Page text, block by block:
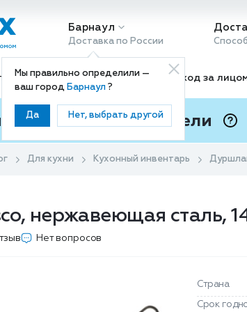
Барнаул
Доставка по России
Мы правильно определили —
ваш город Барнаул?
Да Нет, выбрать другой
Декоративная косметика Уход за
покупки ваши с Подели
Для кухни Кухонный инвентарь
нержавеющая сталь,
Нет вопросов
Страна
Срок